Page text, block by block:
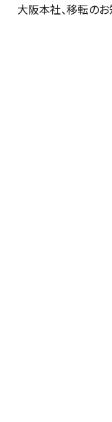
大阪本社、移転の